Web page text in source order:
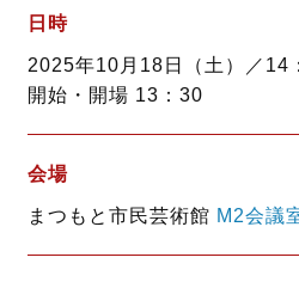
日時
2025年10月18日（土）／
開始・開場 13：30
会場
まつもと市民芸術館 M2会議